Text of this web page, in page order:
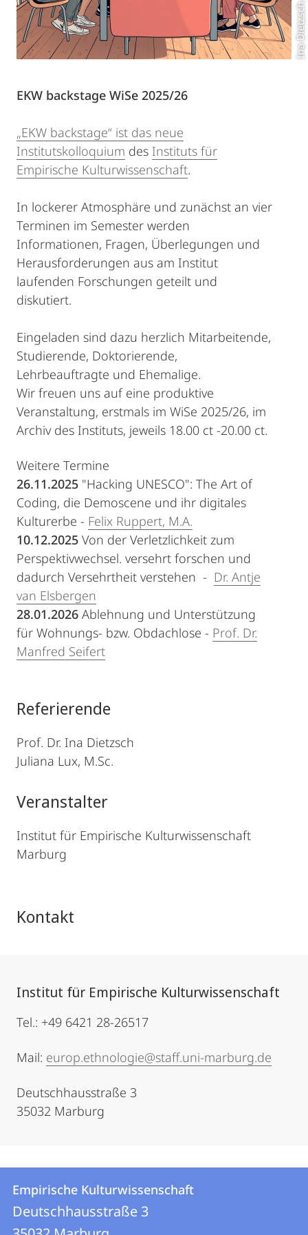
EKW backstage WiSe 2025/26
„EKW backstage“ ist das neue
Institutskolloquium des Instituts für
Empirische Kulturwissenschaft.
In lockerer Atmosphäre und zunächst an vier
Terminen im Semester werden
Informationen, Fragen, Überlegungen und
Herausforderungen aus am Institut
laufenden Forschungen geteilt und
diskutiert.
Eingeladen sind dazu herzlich Mitarbeitende,
Studierende, Doktorierende,
Lehrbeauftragte und Ehemalige.
Wir freuen uns auf eine produktive
Veranstaltung, erstmals im WiSe 2025/26, im
Archiv des Instituts, jeweils 18.00 ct -20.00 ct.
Weitere Termine
26.11.2025 "Hacking UNESCO": The Art of
Coding, die Demoscene und ihr digitales
Kulturerbe - Felix Ruppert, M.A.
10.12.2025 Von der Verletzlichkeit zum
Perspektivwechsel. versehrt forschen und
dadurch Versehrtheit verstehen - Dr. Antje
van Elsbergen
28.01.2026 Ablehnung und Unterstützung
für Wohnungs- bzw. Obdachlose - Prof. Dr.
Manfred Seifert
Referierende
Prof. Dr. Ina Dietzsch
Juliana Lux, M.Sc.
Veranstalter
Institut für Empirische Kulturwissenschaft
Marburg
Kontakt
Institut für Empirische Kulturwissenschaft
Tel.: +49 6421 28-26517
Mail: europ.ethnologie@staff.uni-marburg.de
Deutschhausstraße 3
35032 Marburg
Kontakt
und
Kontaktinformationen
Empirische
Kulturwissenschaft
Empirische Kulturwissenschaft
Deutschhausstraße 3